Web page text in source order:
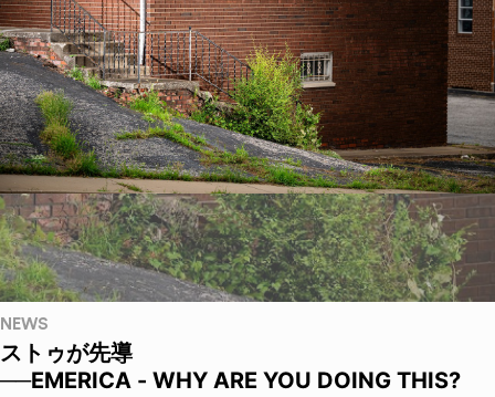
NEWS
ストゥが先導
──EMERICA - WHY ARE YOU DOING THIS?